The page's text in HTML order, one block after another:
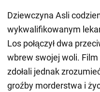
Dziewczyna Asli
wykwalifikowanym
Los połączył dwa
wbrew swojej woli.
zdołali jednak
groźby morderstwa i